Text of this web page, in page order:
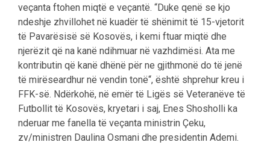
veçanta ftohen miqtë e veçantë. “Duke qenë se kjo
ndeshje zhvillohet në kuadër të shënimit të 15-vjetorit
të Pavarësisë së Kosovës, i kemi ftuar miqtë dhe
njerëzit që na kanë ndihmuar në vazhdimësi. Ata me
kontributin që kanë dhënë për ne gjithmonë do të jenë
të mirëseardhur në vendin tonë“, është shprehur kreu i
FFK-së. Ndërkohë, në emër të Ligës së Veteranëve të
Futbollit të Kosovës, kryetari i saj, Enes Shosholli ka
nderuar me fanella të veçanta ministrin Çeku,
zv/ministren Daulina Osmani dhe presidentin Ademi.